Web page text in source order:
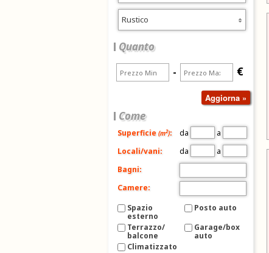
Rustico
Quanto
- €
Come
Superficie (m2): da
a
Locali/vani:
da
a
Bagni:
Camere:
Spazio
esterno
Posto auto
Terrazzo/
balcone
Garage/box
auto
Climatizzato